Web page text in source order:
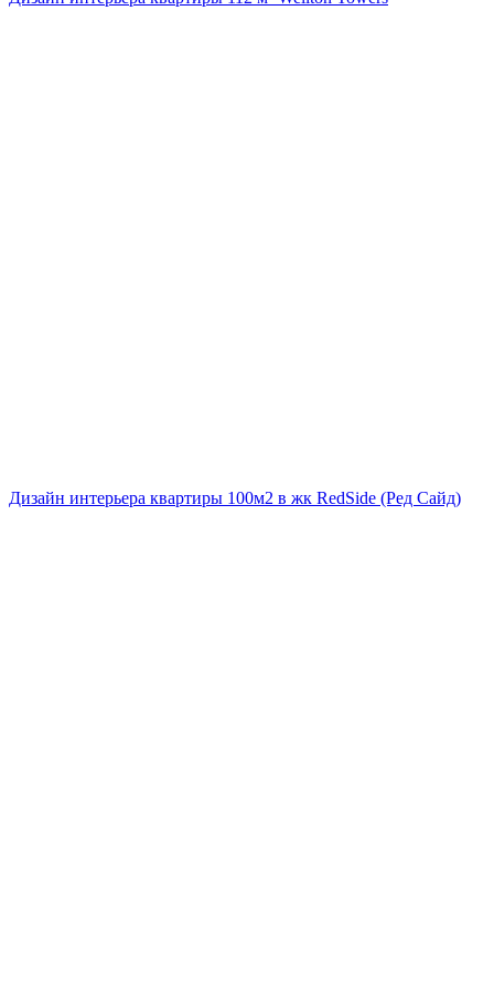
Дизайн интерьера квартиры 100м2 в жк RedSide (Ред Сайд)